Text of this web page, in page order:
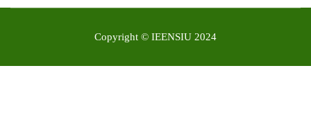
Copyright © IEENSIU 2024